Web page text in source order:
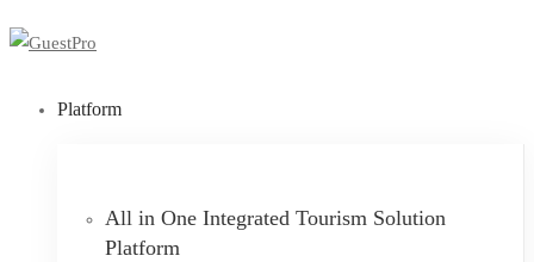
Platform
All in One Integrated Tourism Solution
Platform